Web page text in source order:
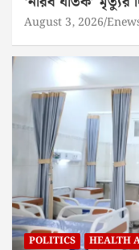
August 3, 2026
POLITICS HEALTH